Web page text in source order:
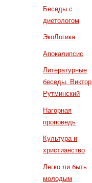
Беседы с
диетологом
ЭкоЛогика
Апокалипсис
Литературные
беседы. Виктор
Рутминский
Нагорная
проповедь
Культура и
христианство
Легко ли быть
молодым